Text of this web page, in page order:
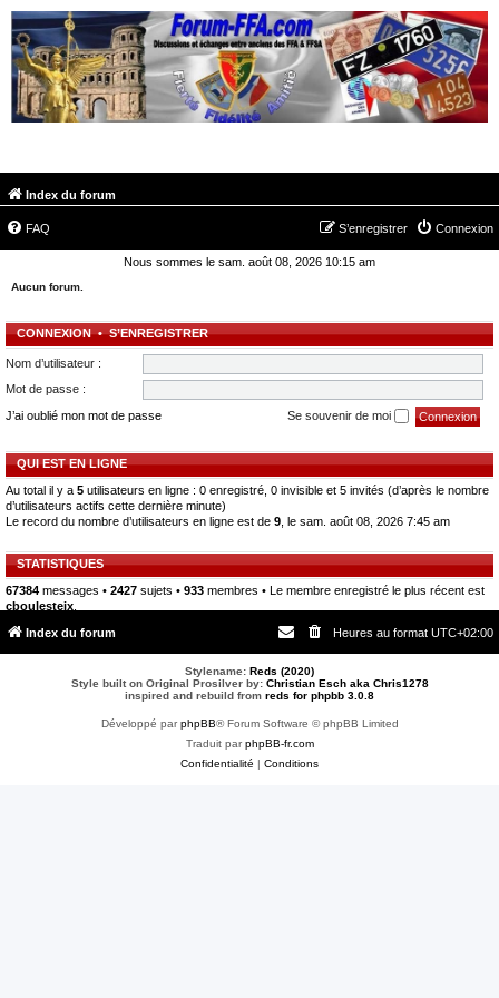
Index du forum
FAQ Connexion
S’enregistrer
Nous sommes le sam. août 08, 2026 10:15 am
Aucun forum.
CONNEXION•S’ENREGISTRER
Nom d’utilisateur :
Mot de passe :
J’ai oublié mon mot de passe
Se souvenir de moi
QUI EST EN LIGNE
Au total il y a 5 utilisateurs en ligne : 0 enregistré, 0 invisible et 5 invités (d’après le nombre
d’utilisateurs actifs cette dernière minute)
Le record du nombre d’utilisateurs en ligne est de 9 , le sam. août 08, 2026 7:45 am
STATISTIQUES
67384 messages • 2427 sujets • 933 membres • Le membre enregistré le plus récent est
cboulesteix
Index du forum
Heures au format UTC+02:00
Stylename: Reds (2020)
Style built on Original Prosilver by: Christian Esch aka Chris1278
inspired and rebuild from reds for phpbb 3.0.8
Développé parphpBB® Forum Software © phpBB Limited
Traduit parphpBB-fr.com
Confidentialité | Conditions